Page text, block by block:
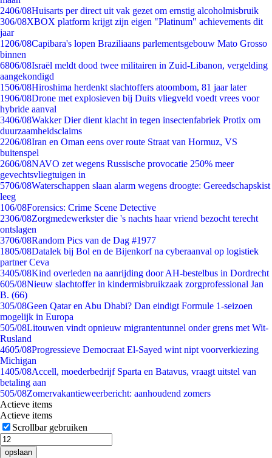
2406/08Huisarts per direct uit vak gezet om ernstig alcoholmisbruik
306/08XBOX platform krijgt zijn eigen "Platinum" achievements dit
jaar
1206/08Capibara's lopen Braziliaans parlementsgebouw Mato Grosso
binnen
6806/08Israël meldt dood twee militairen in Zuid-Libanon, vergelding
aangekondigd
1506/08Hiroshima herdenkt slachtoffers atoombom, 81 jaar later
1906/08Drone met explosieven bij Duits vliegveld voedt vrees voor
hybride aanval
3406/08Wakker Dier dient klacht in tegen insectenfabriek Protix om
duurzaamheidsclaims
2206/08Iran en Oman eens over route Straat van Hormuz, VS
buitenspel
2606/08NAVO zet wegens Russische provocatie 250% meer
gevechtsvliegtuigen in
5706/08Waterschappen slaan alarm wegens droogte: Gereedschapskist
leeg
106/08Forensics: Crime Scene Detective
2306/08Zorgmedewerkster die 's nachts haar vriend bezocht terecht
ontslagen
3706/08Random Pics van de Dag #1977
1805/08Datalek bij Bol en de Bijenkorf na cyberaanval op logistiek
partner Ceva
3405/08Kind overleden na aanrijding door AH-bestelbus in Dordrecht
605/08Nieuw slachtoffer in kindermisbruikzaak zorgprofessional Jan
B. (66)
305/08Geen Qatar en Abu Dhabi? Dan eindigt Formule 1-seizoen
mogelijk in Europa
505/08Litouwen vindt opnieuw migrantentunnel onder grens met Wit-
Rusland
4605/08Progressieve Democraat El-Sayed wint nipt voorverkiezing
Michigan
1405/08Accell, moederbedrijf Sparta en Batavus, vraagt uitstel van
betaling aan
505/08Zomervakantieweerbericht: aanhoudend zomers
Actieve items
Actieve items
Scrollbar gebruiken
opslaan